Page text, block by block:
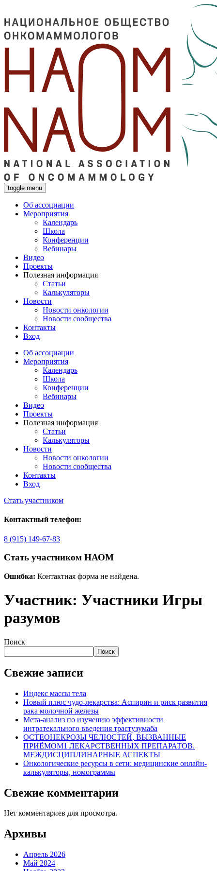
toggle menu
Об ассоциации
Мероприятия
Календарь
Школа
Конференции
Вебинары
Видео
Проекты
Полезная информация
Статьи
Калькуляторы
Новости
Новости онкологии
Новости сообщества
Контакты
Вход
Об ассоциации
Мероприятия
Календарь
Школа
Конференции
Вебинары
Видео
Проекты
Полезная информация
Статьи
Калькуляторы
Новости
Новости онкологии
Новости сообщества
Контакты
Вход
Стать участником
Контактный телефон:
8 (915) 149-67-83
Стать участником НАОМ
Ошибка: Контактная форма не найдена.
Участник: Участники Игры
разумов
Поиск
Поиск
Свежие записи
Индекс массы тела
Новый плюс чудо-лекарства: Аспирин и риск развития
рака молочной железы
Мета-анализ по изучению эффективности
интратекального введения трастузумаба
ОСТЕОНЕКРОЗЫ ЧЕЛЮСТЕЙ, ВЫЗВАННЫЕ
ПРИЁМОМ1 ЛЕКАРСТВЕННЫХ ПРЕПАРАТОВ.
МЕЖДИСЦИПЛИНАРНЫЕ АСПЕКТЫ
Онкологические ресурсы в сети: медицинские онлайн-
калькуляторы, номограммы
Свежие комментарии
Нет комментариев для просмотра.
Архивы
Апрель 2026
Май 2024